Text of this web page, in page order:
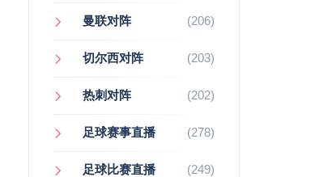
曼联对阵 (206)
切尔西对阵 (203)
热刺对阵 (202)
足球赛事直播 (278)
足球比赛直播 (249)